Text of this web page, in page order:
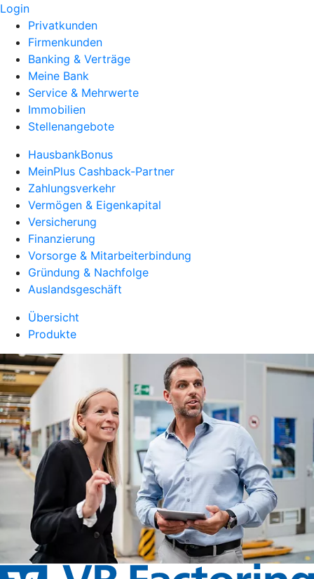
Login
Privatkunden
Firmenkunden
Banking & Verträge
Meine Bank
Service & Mehrwerte
Immobilien
Stellenangebote
HausbankBonus
MeinPlus Cashback-Partner
Zahlungsverkehr
Vermögen & Eigenkapital
Versicherung
Finanzierung
Vorsorge & Mitarbeiterbindung
Gründung & Nachfolge
Auslandsgeschäft
Übersicht
Produkte